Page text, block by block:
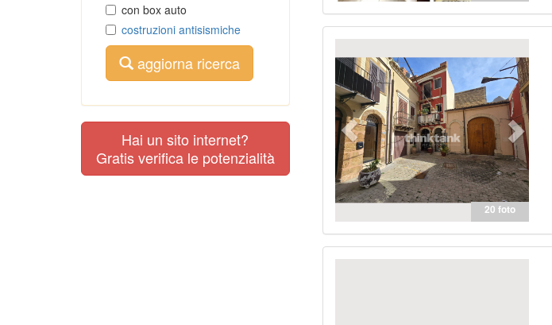
con box auto
costruzioni antisismiche
aggiorna ricerca
Hai un sito internet?
Gratis verifica le potenzialità
20 foto